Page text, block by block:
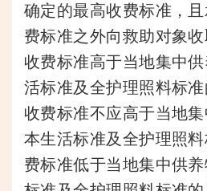
确定的最高收费标准，
费标准之外向救助对象
收费标准高于当地集中
活标准及全护理照料标
收费标准不应高于当地
本生活标准及全护理照
费标准低于当地集中供